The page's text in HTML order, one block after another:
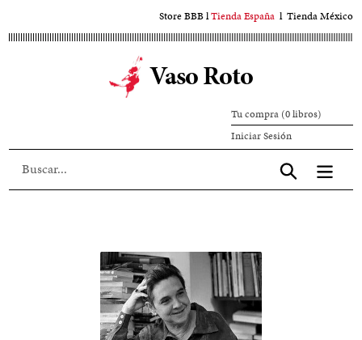
al
Store BBBlTienda España l Tienda México
Vaso Roto
Tu compra (0 libros)
Iniciar SesiónIniciar
sesión
Aceptar